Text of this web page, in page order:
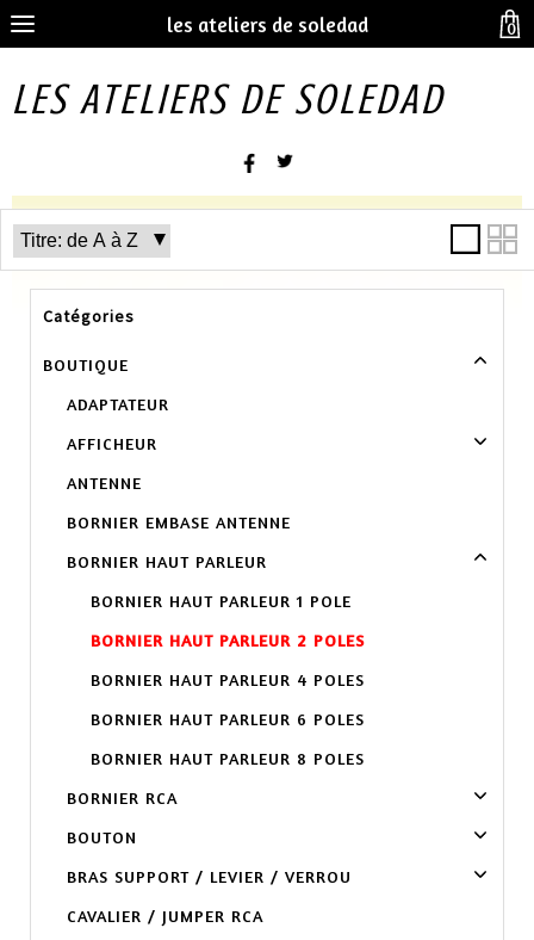
les ateliers de soledad
LES ATELIERS DE SOLEDAD
Catégories
BOUTIQUE
ADAPTATEUR
AFFICHEUR
ANTENNE
BORNIER EMBASE ANTENNE
BORNIER HAUT PARLEUR
BORNIER HAUT PARLEUR 1 POLE
BORNIER HAUT PARLEUR 2 POLES
BORNIER HAUT PARLEUR 4 POLES
BORNIER HAUT PARLEUR 6 POLES
BORNIER HAUT PARLEUR 8 POLES
BORNIER RCA
BOUTON
BRAS SUPPORT / LEVIER / VERROU
CAVALIER / JUMPER RCA
0